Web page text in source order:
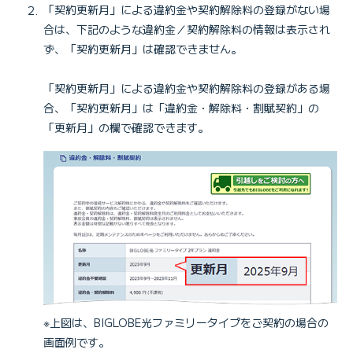
「契約更新月」による違約金や契約解除料の登録がない場
合は、下記のような違約金／契約解除料の情報は表示され
ず、「契約更新月」は確認できません。
「契約更新月」による違約金や契約解除料の登録がある場
合、「契約更新月」は「違約金・解除料・割賦契約」の
「更新月」の欄で確認できます。
※上図は、BIGLOBE光ファミリータイプをご契約の場合の
画面例です。